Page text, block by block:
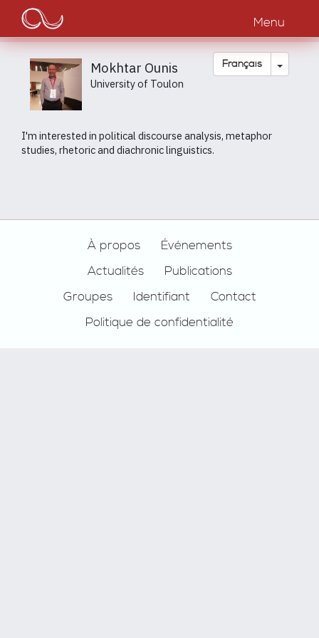
contenu
principal
Main
navigation
Menu
Français Toggle
Mokhtar Ounis
University of Toulon
I'm interested in political discourse analysis, metaphor
studies, rhetoric and diachronic linguistics.
À propos
Événements
Actualités
Publications
Groupes
Identifiant
Contact
Politique de confidentialité